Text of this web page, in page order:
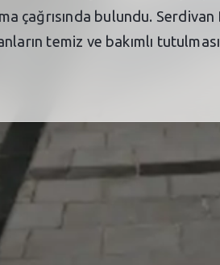
çağrısında bulundu. Serdivan
temiz ve bakımlı